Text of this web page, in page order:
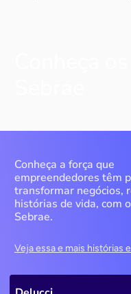
Conheça a força que
empreendedores têm
transformar negócios,
histórias de vida, com
Sebrae.
Veja essa e mais histórias